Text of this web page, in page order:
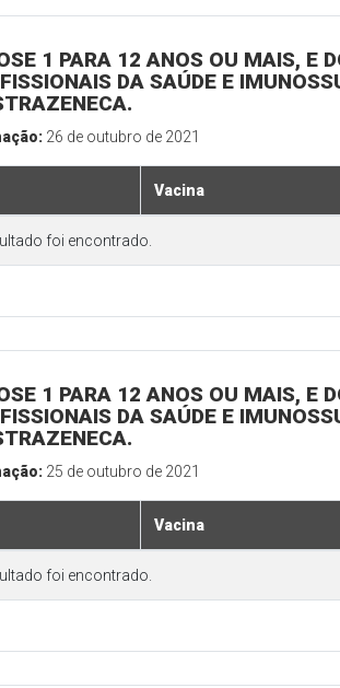
1 PARA 12 ANOS OU MAIS, E
DA SAÚDE E
26 de outubro de 2021
Vacina
foi encontrado.
1 PARA 12 ANOS OU MAIS, E
DA SAÚDE E
25 de outubro de 2021
Vacina
foi encontrado.